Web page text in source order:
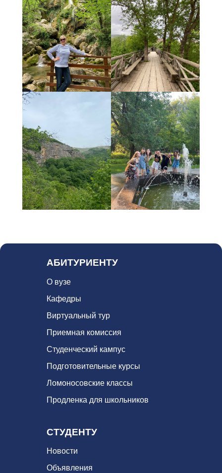
АБИТУРИЕНТУ
О вузе
Кафедры
Виртуальный тур
Приемная комиссия
Студенческий кампус
Подготовительные курсы
Ломоносовские классы
Продленка для школьников
СТУДЕНТУ
Новости
Объявления